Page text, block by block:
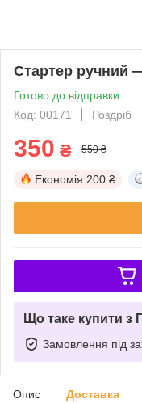
Стартер ручний
Готово до відправки
Код: 00171
Роздріб
350 ₴ 550 ₴
Економія 200 ₴
Що таке купити з
Замовлення під
Опис Доставка